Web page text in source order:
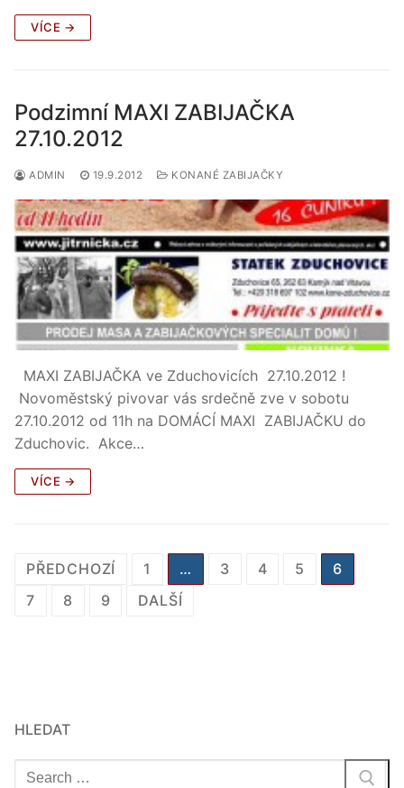
VÍCE →
Podzimní MAXI ZABIJAČKA
27.10.2012
ADMIN 19.9.2012 KONANÉ ZABIJAČKY
MAXI ZABIJAČKA ve Zduchovicích 27.10.2012 !
Novoměstský pivovar vás srdečně zve v sobotu
27.10.2012 od 11h na DOMÁCÍ MAXI ZABIJAČKU do
Zduchovic. Akce…
VÍCE →
Stránkování
příspěvků
PŘEDCHOZÍ 1 … 3 4 5
6
7
8 9 DALŠÍ
HLEDAT
Hledat: